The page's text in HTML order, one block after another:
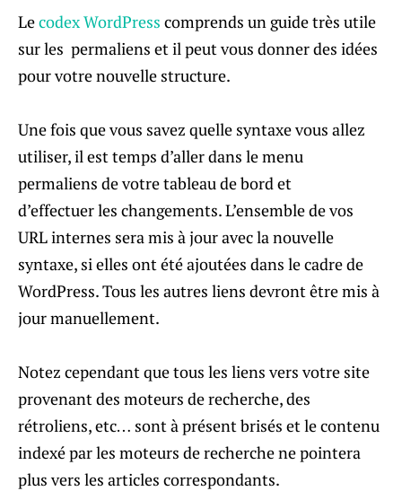
Lecodex WordPress comprends un guide très utile
sur les permaliens et il peut vous donner des idées
pour votre nouvelle structure.
Une fois que vous savez quelle syntaxe vous allez
utiliser, il est temps d’aller dans le menu
permaliens de votre tableau de bord et
d’effectuer les changements. L’ensemble de vos
URL internes sera mis à jour avec la nouvelle
syntaxe, si elles ont été ajoutées dans le cadre de
WordPress. Tous les autres liens devront être mis à
jour manuellement.
Notez cependant que tous les liens vers votre site
provenant des moteurs de recherche, des
rétroliens, etc… sont à présent brisés et le contenu
indexé par les moteurs de recherche ne pointera
plus vers les articles correspondants.